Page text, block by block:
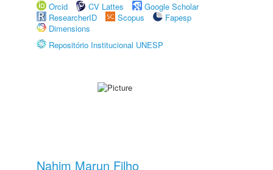
Orcid
CV Lattes
Google Scholar
ResearcherID
Scopus
Fapesp
Dimensions
Repositório Institucional UNESP
Nahim Marun Filho